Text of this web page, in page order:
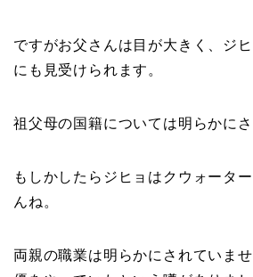
ですがお父さんは目が大きく、ジ
にも見受けられます。
祖父母の国籍については明らかにさ
もしかしたらジヒョはクウォータ
んね。
両親の職業は明らかにされていま